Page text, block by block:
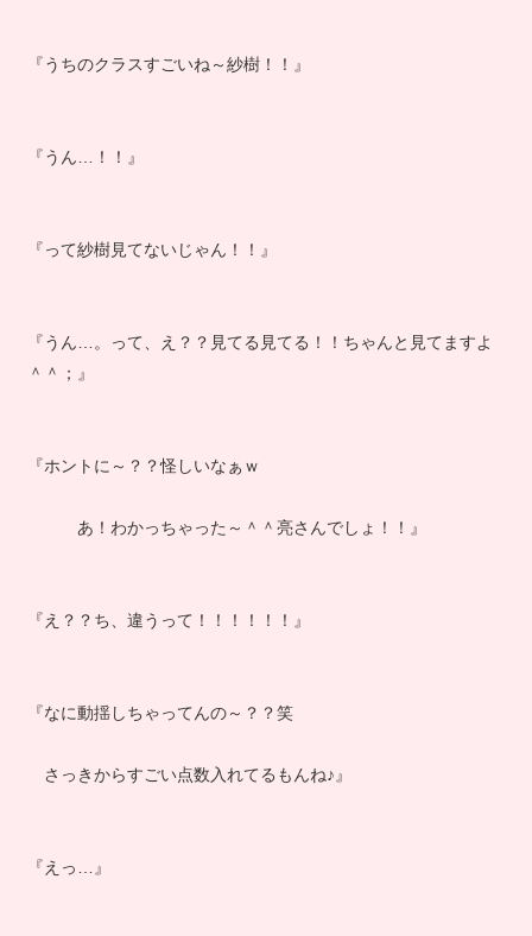
『うちのクラスすごいね～紗樹！！』
『うん…！！』
『って紗樹見てないじゃん！！』
『うん…。って、え？？見てる見てる！！ちゃんと見てますよ
＾＾；』
『ホントに～？？怪しいなぁｗ
あ！わかっちゃった～＾＾亮さんでしょ！！』
『え？？ち、違うって！！！！！！』
『なに動揺しちゃってんの～？？笑
さっきからすごい点数入れてるもんね♪』
『えっ…』